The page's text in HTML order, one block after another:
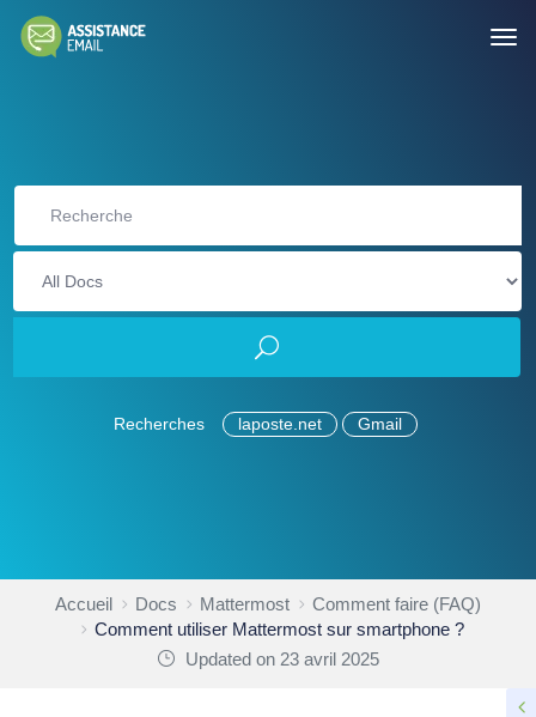
Recherches laposte.net Gmail
Accueil Docs Mattermost
Comment faire (FAQ)
Comment utiliser Mattermost sur smartphone ?
Updated on 23 avril 2025